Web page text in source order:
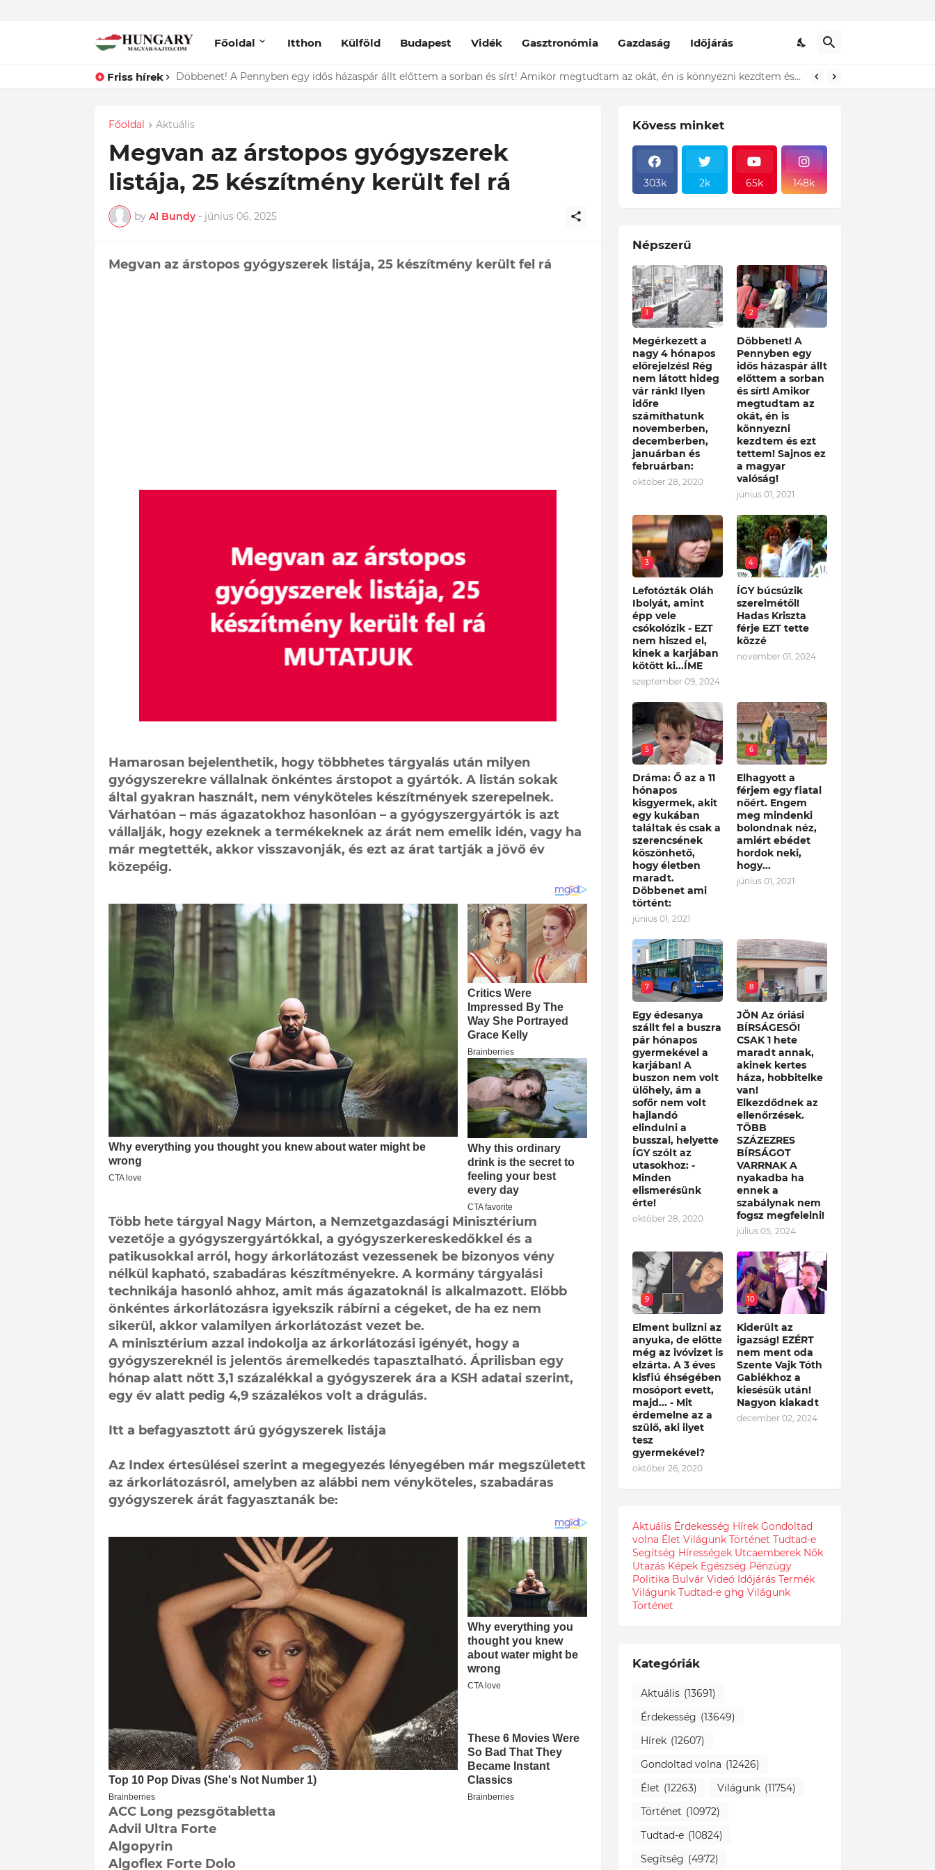
Főoldal Itthon Külföld Budapest Vidék Gasztronómia Gazdaság Időjárás
Friss hírek Döbbenet! A Pennyben egy idős házaspár állt előttem a sorban és sírt! Amikor megtudtam az okát, én is könnyezni kezdtem és ezt tettem! Sajnos ez a magyar valóság!
Lefotózták Oláh Ibolyát, amint épp vele csókolózik - EZT nem hiszed el, kinek a karjában kötött ki...ÍME
Főoldal Aktuális
Megvan az árstopos gyógyszerek
listája, 25 készítmény került fel rá
by Al Bundy - június 06, 2025
Megvan az árstopos gyógyszerek listája, 25 készítmény került fel rá
Hamarosan bejelenthetik, hogy többhetes tárgyalás után milyen
gyógyszerekre vállalnak önkéntes árstopot a gyártók. A listán sokak
által gyakran használt, nem vényköteles készítmények szerepelnek.
Várhatóan – más ágazatokhoz hasonlóan – a gyógyszergyártók is azt
vállalják, hogy ezeknek a termékeknek az árát nem emelik idén, vagy ha
már megtették, akkor visszavonják, és ezt az árat tartják a jövő év
közepéig.
Több hete tárgyal Nagy Márton, a Nemzetgazdasági Minisztérium
vezetője a gyógyszergyártókkal, a gyógyszerkereskedőkkel és a
patikusokkal arról, hogy árkorlátozást vezessenek be bizonyos vény
nélkül kapható, szabadáras készítményekre. A kormány tárgyalási
technikája hasonló ahhoz, amit más ágazatoknál is alkalmazott. Előbb
önkéntes árkorlátozásra igyekszik rábírni a cégeket, de ha ez nem
sikerül, akkor valamilyen árkorlátozást vezet be.
A minisztérium azzal indokolja az árkorlátozási igényét, hogy a
gyógyszereknél is jelentős áremelkedés tapasztalható. Áprilisban egy
hónap alatt nőtt 3,1 százalékkal a gyógyszerek ára a KSH adatai szerint,
egy év alatt pedig 4,9 százalékos volt a drágulás.
Itt a befagyasztott árú gyógyszerek listája
Az Index értesülései szerint a megegyezés lényegében már megszületett
az árkorlátozásról, amelyben az alábbi nem vényköteles, szabadáras
gyógyszerek árát fagyasztanák be:
ACC Long pezsgőtabletta
Advil Ultra Forte
Algopyrin
Algoflex Forte Dolo
Kövess minket
303k 2k 65k 148k
Népszerű
1
Megérkezett a
nagy 4 hónapos
előrejelzés! Rég
nem látott hideg
vár ránk! Ilyen
időre
számíthatunk
novemberben,
decemberben,
januárban és
februárban:
október 28, 2020
2
Döbbenet! A
Pennyben egy
idős házaspár állt
előttem a sorban
és sírt! Amikor
megtudtam az
okát, én is
könnyezni
kezdtem és ezt
tettem! Sajnos ez
a magyar
valóság!
június 01, 2021
3
Lefotózták Oláh
Ibolyát, amint
épp vele
csókolózik - EZT
nem hiszed el,
kinek a karjában
kötött ki...ÍME
szeptember 09, 2024
4
ÍGY búcsúzik
szerelmétől!
Hadas Kriszta
férje EZT tette
közzé
november 01, 2024
5
Dráma: Ő az a 11
hónapos
kisgyermek, akit
egy kukában
találtak és csak a
szerencsének
köszönhető,
hogy életben
maradt.
Döbbenet ami
történt:
június 01, 2021
6
Elhagyott a
férjem egy fiatal
nőért. Engem
meg mindenki
bolondnak néz,
amiért ebédet
hordok neki,
hogy...
június 01, 2021
7
Egy édesanya
szállt fel a buszra
pár hónapos
gyermekével a
karjában! A
buszon nem volt
ülőhely, ám a
sofőr nem volt
hajlandó
elindulni a
busszal, helyette
ÍGY szólt az
utasokhoz: -
Minden
elismerésünk
érte!
október 28, 2020
8
JÖN Az óriási
BÍRSÁGESŐ!
CSAK 1 hete
maradt annak,
akinek kertes
háza, hobbitelke
van!
Elkezdődnek az
ellenőrzések.
TÖBB
SZÁZEZRES
BÍRSÁGOT
VARRNAK A
nyakadba ha
ennek a
szabálynak nem
fogsz megfelelni!
július 05, 2024
9
Elment bulizni az
anyuka, de előtte
még az ivóvizet is
elzárta. A 3 éves
kisfiú éhségében
mosóport evett,
majd... - Mit
érdemelne az a
szülő, aki ilyet
tesz
gyermekével?
október 26, 2020
10
Kiderült az
igazság! EZÉRT
nem ment oda
Szente Vajk Tóth
Gabiékhoz a
kiesésük után!
Nagyon kiakadt
december 02, 2024
Aktuális Érdekesség Hírek Gondoltad
volna Élet Világunk Történet Tudtad-e
Segítség Hírességek Utcaemberek Nők
Utazás Képek Egészség Pénzügy
Politika Bulvár Videó Időjárás Termék
Világunk Tudtad-e ghg Világunk
Történet
Kategóriák
Aktuális (13691)
Érdekesség (13649)
Hírek (12607)
Gondoltad volna (12426)
Élet (12263) Világunk (11754)
Történet (10972)
Tudtad-e (10824)
Segítség (4972)